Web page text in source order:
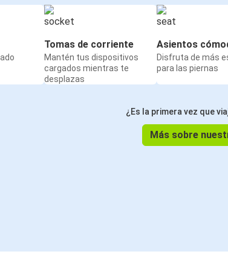
Tomas de corriente
Mantén tus dispositivos
cargados mientras te
desplazas
Asientos
Disfruta de más
para las piernas
¿Es la primera vez que
Más sobre